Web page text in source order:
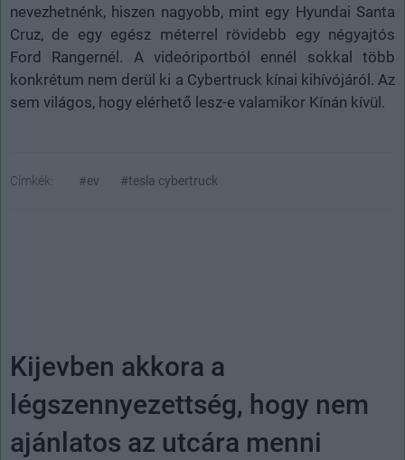
nevezhetnénk, hiszen nagyobb, mint egy Hyundai Santa
Cruz, de egy egész méterrel rövidebb egy négyajtós
Ford Rangernél. A videóriportból ennél sokkal több
konkrétum nem derül ki a Cybertruck kínai kihívójáról. Az
sem világos, hogy elérhető lesz-e valamikor Kínán kívül.
Címkék: #ev #tesla cybertruck
Kijevben akkora a
légszennyezettség, hogy nem
ajánlatos az utcára menni